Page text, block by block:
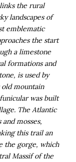
the rural
landscapes of
emblematic
the start
a limestone
formations and
is used by
mountain
was built
The Atlantic
mosses,
this trail an
the gorge, which
Massif of the